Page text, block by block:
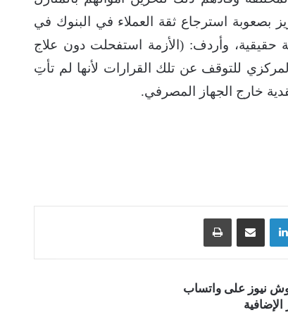
بصعوبة استرجاع ثقة العملاء في البنوك في
حقيقية، وأردف: (الأزمة استفحلت دون علاج
للتوقف عن تلك القرارات لأنها لم تأتِ
خارج الجهاز المصرفي.
لينكدإن مشاركة عبر البريد
نيوز على واتساب